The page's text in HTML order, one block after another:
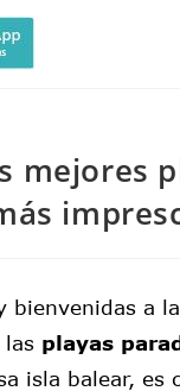
mejores
bienvenidas a
las playas
isla balear, es